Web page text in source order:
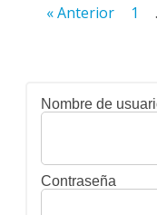
Paginación
« Anterior 1
Nombre de
Contraseña